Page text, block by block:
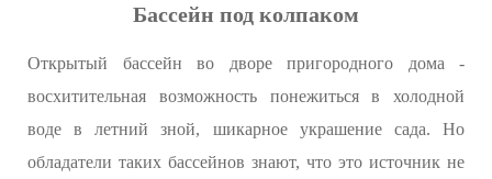
Бассейн под колпаком
Открытый бассейн во дворе пригородного дома -
восхитительная возможность понежиться в холодной
воде в летний зной, шикарное украшение сада. Но
обладатели таких бассейнов знают, что это источник не